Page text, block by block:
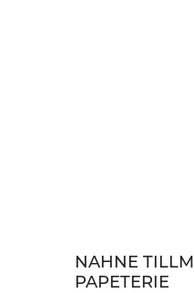
NAHNE
PAPETERIE